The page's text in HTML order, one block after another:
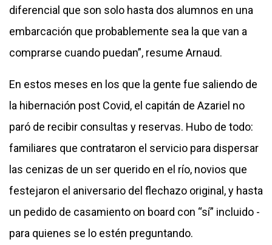
diferencial que son solo hasta dos alumnos en una
embarcación que probablemente sea la que van a
comprarse cuando puedan”, resume Arnaud.
En estos meses en los que la gente fue saliendo de
la hibernación post Covid, el capitán de Azariel no
paró de recibir consultas y reservas. Hubo de todo:
familiares que contrataron el servicio para dispersar
las cenizas de un ser querido en el río, novios que
festejaron el aniversario del flechazo original, y hasta
un pedido de casamiento on board con “sí” incluido -
para quienes se lo estén preguntando.